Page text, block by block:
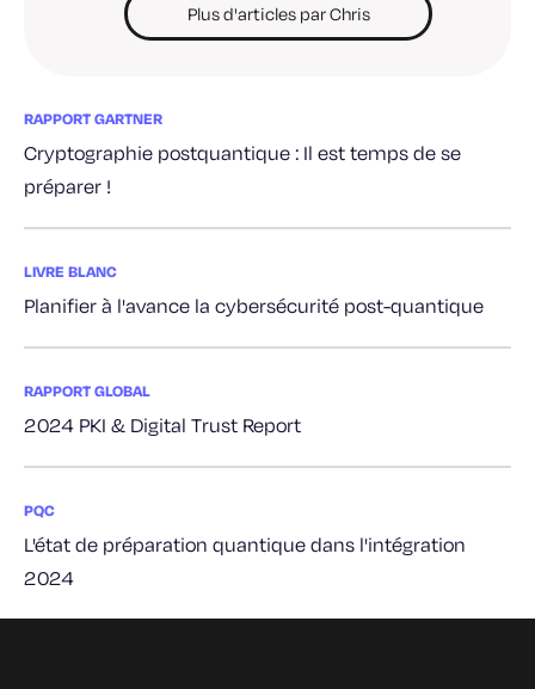
Plus d'articles par Chris
RAPPORT GARTNER
Cryptographie postquantique : Il est temps de se
préparer !
LIVRE BLANC
Planifier à l'avance la cybersécurité post-quantique
RAPPORT GLOBAL
2024 PKI & Digital Trust Report
PQC
L'état de préparation quantique dans l'intégration
2024